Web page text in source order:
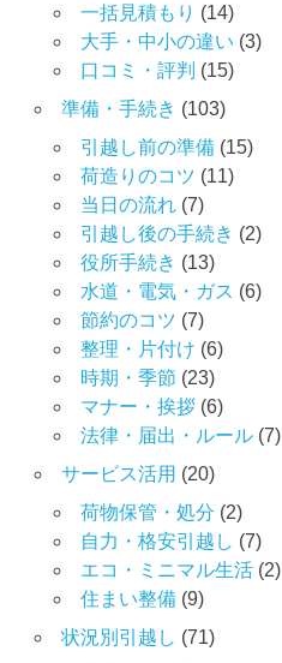
一括見積もり (14)
大手・中小の違い (3)
口コミ・評判 (15)
準備・手続き (103)
引越し前の準備(15)
荷造りのコツ (11)
当日の流れ(7)
引越し後の手続き (2)
役所手続き (13)
水道・電気・ガス (6)
節約のコツ (7)
整理・片付け (6)
時期・季節 (23)
マナー・挨拶(6)
法律・届出・ルール(7)
サービス活用 (20)
荷物保管・処分 (2)
自力・格安引越し (7)
エコ・ミニマル生活(2)
住まい整備(9)
状況別引越し (71)